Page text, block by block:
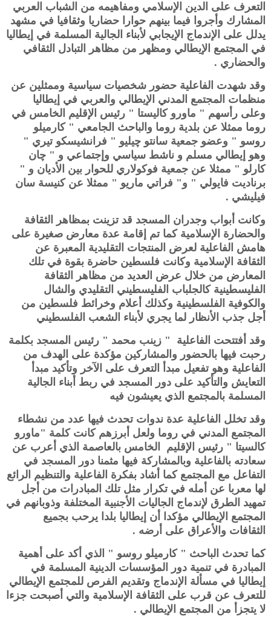
التعرف على الدين الإسلامي ومفاهيمه من الشباب العربي
المشارك وأجروا فيما بينهم حوارا حضاريا وثقافيا في مشهد
يدلل على الإندماج الإيجابي لأبناء الجالية المسلمة في إيطاليا
في المجتمع الإيطالي ومظهر من مظاهر التبادل الثقافي
والحضاري .
وقد شهدت الفاعلية حضور شخصيات سياسية وممثلين عن
منظمات المجتمع المدني الإيطالي والعربي في إيطاليا
وعلى رأسهم " ماورو كاليستا " رئيس الإقليم الخامس في
روما ممثلا عن بلدية روما والباحث الجامعي " كارميلو
روسو " وعضو جمعية سانتو چيليو " فرانشيسكو تيري "
وهو إيطالي مسلم و ناشط سياسي وإجتماعي و " چان
كارلو " ممثلا عن جمعية فوكولاري للحوار بين الأديان و "
برناديت فايولي " و" فراتي ماريو " ممثلا عن كنيسة سان
فيليشي .
وكانت أبواب وجدران المسجد قد تزينت بمظاهر الثقافة
والحضارة الإسلامية كما تم إقامة عدة معارض صغيرة على
هامش الفاعلية لعرض المنتجات التقليدية المعبرة عن
الثقافة الإسلامية وكانت فلسطين حاضرة بقوة في تلك
المعارض من خلال عرض العديد من مظاهر الثقافة
الفليسطينية كالجلباب الفليسطيني التقليدي والشال
والكوفية الفلسطينية وكذلك أعلام وخرائط فلسطين من
أجل جذب الأنظار لما يجري لأبناء الشعب الفلسطيني
وقد أفتتحت الفاعلية " زينب محمد " رئيس المسجد بكلمة
رحبت فيها بالحضور والمشاركين مؤكدة على الهدف من
الفاعلية وهو تفعيل مبدأ التعرف على الآخر وتأكيد مبدأ
التعايش والتأكيد على دور المسجد في ربط أبناء الجالية
المسلمة بالمجتمع الذي يعيشون فيه
وقد تخلل الفاعلية عدة ندوات تحدث فيها عدد من نشطاء
المجتمع المدني في روما ولعل أبرزهم كانت كلمة "ماورو
كالسيتا " رئيس الإقليم الخامس بالعاصمة الذي أعرب عن
سعادته بالفاعلية وبالمشاركة فيها مثمنا دور المسجد في
التفاعل مع المجتمع كما أشاد بفكرة الفاعلية والتنظيم الرائع
لها معربا عن أمله في تكرار مثل تلك المبادرات من أجل
تمهيد الطرق لإندماج الجاليات الأجنبية المختلفة وذوبانهم في
المجتمع الإيطالي مؤكدا أن إيطاليا بلدا يرحب بجميع
الثقافات والأعراق على أرضه .
كما تحدث الباحث " كارميلو روسو " الذي أكد على أهمية
المبادرة في تنمية دور المؤسسات الدينية المسلمة في
إيطاليا في مسألة الإندماج وتقديم الفرص للمجتمع الإيطالي
للتعرف عن قرب على الثقافة الإسلامية والتي أصبحت جزءا
لا يتجزأ من المجتمع الإيطالي .